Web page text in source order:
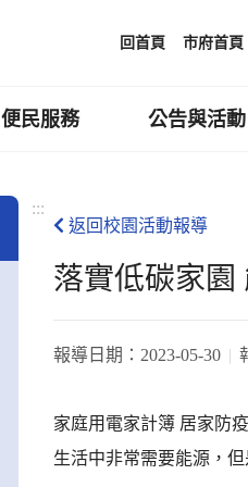
回首頁 市府首頁
便民服務 公告與活動
:::
返回校園活動報導
落實低碳家園
報導日期： 2023-05-30
家庭用電家計簿 居家防
生活中非常需要能源，